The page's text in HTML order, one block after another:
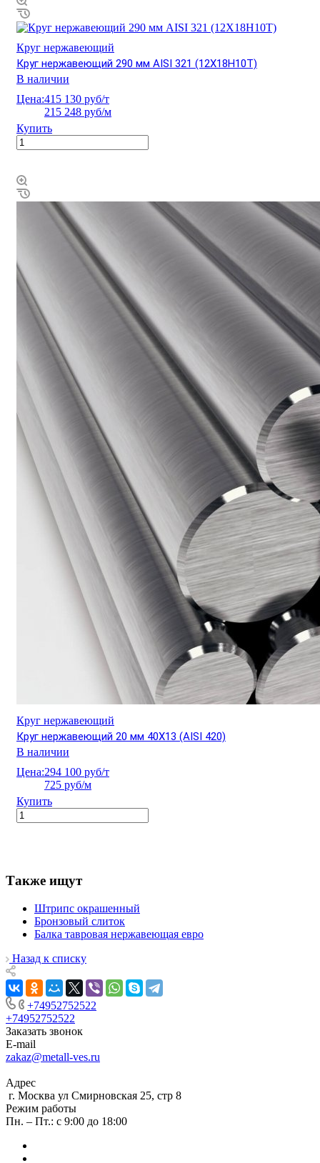
Круг нержавеющий
Круг нержавеющий 290 мм AISI 321 (12Х18Н10Т)
В наличии
Цена:415 130 руб/т
215 248 руб/м
Купить
Круг нержавеющий
Круг нержавеющий 20 мм 40Х13 (AISI 420)
В наличии
Цена:294 100 руб/т
725 руб/м
Купить
Также ищут
Штрипс окрашенный
Бронзовый слиток
Балка тавровая нержавеющая евро
Назад к списку
+74952752522
+74952752522
Заказать звонок
E-mail
zakaz@metall-ves.ru
Адрес
г. Москва ул Смирновская 25, стр 8
Режим работы
Пн. – Пт.: с 9:00 до 18:00